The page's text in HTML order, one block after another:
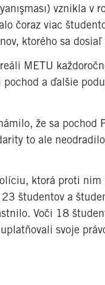
vznikla v
čoraz viac
ktorého sa dosiaľ
METU
a ďalšie
že sa pochod
to ale
ktorá proti
študentov a
Voči 18
svoje